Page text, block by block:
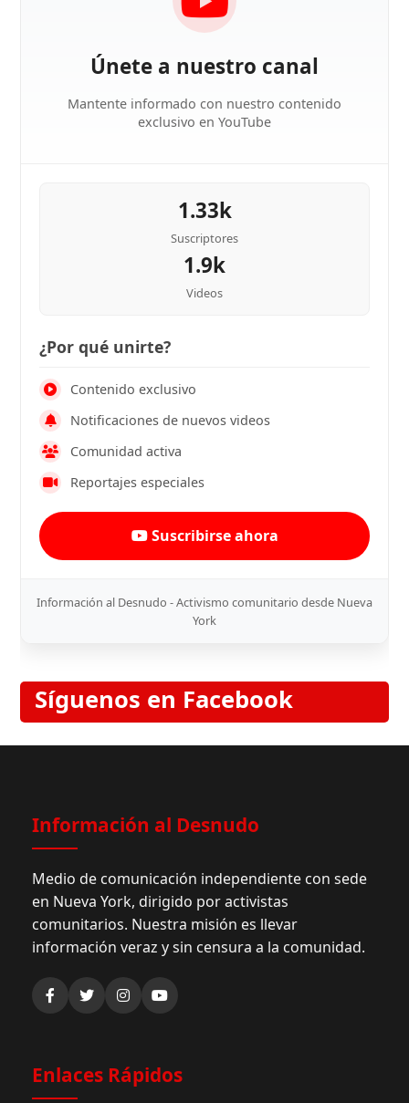
Únete a nuestro canal
Mantente informado con nuestro contenido
exclusivo en YouTube
1.33k
Suscriptores
1.9k
Videos
¿Por qué unirte?
Contenido exclusivo
Notificaciones de nuevos videos
Comunidad activa
Reportajes especiales
Suscribirse ahora
Información al Desnudo - Activismo comunitario desde Nueva
York
Síguenos en Facebook
Información al Desnudo
Medio de comunicación independiente con sede
en Nueva York, dirigido por activistas
comunitarios. Nuestra misión es llevar
información veraz y sin censura a la comunidad.
Enlaces Rápidos